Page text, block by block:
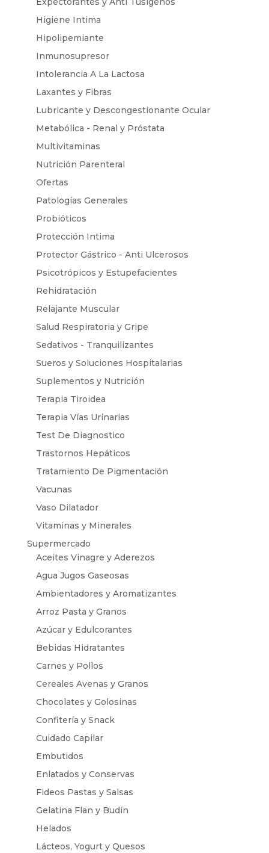
Higiene Intima
Hipolipemiante
Inmunosupresor
Intolerancia A La Lactosa
Laxantes y Fibras
Lubricante y Descongestionante Ocular
Metabólica - Renal y Próstata
Multivitaminas
Nutrición Parenteral
Ofertas
Patologías Generales
Probióticos
Protección Intima
Protector Gástrico - Anti Ulcerosos
Psicotrópicos y Estupefacientes
Rehidratación
Relajante Muscular
Salud Respiratoria y Gripe
Sedativos - Tranquilizantes
Sueros y Soluciones Hospitalarias
Suplementos y Nutrición
Terapia Tiroidea
Terapia Vías Urinarias
Test De Diagnostico
Trastornos Hepáticos
Tratamiento De Pigmentación
Vacunas
Vaso Dilatador
Vitaminas y Minerales
Supermercado
Aceites Vinagre y Aderezos
Agua Jugos Gaseosas
Ambientadores y Aromatizantes
Arroz Pasta y Granos
Azúcar y Edulcorantes
Bebidas Hidratantes
Carnes y Pollos
Cereales Avenas y Granos
Chocolates y Golosinas
Confitería y Snack
Cuidado Capilar
Embutidos
Enlatados y Conservas
Fideos Pastas y Salsas
Gelatina Flan y Budín
Helados
Lácteos, Yogurt y Quesos